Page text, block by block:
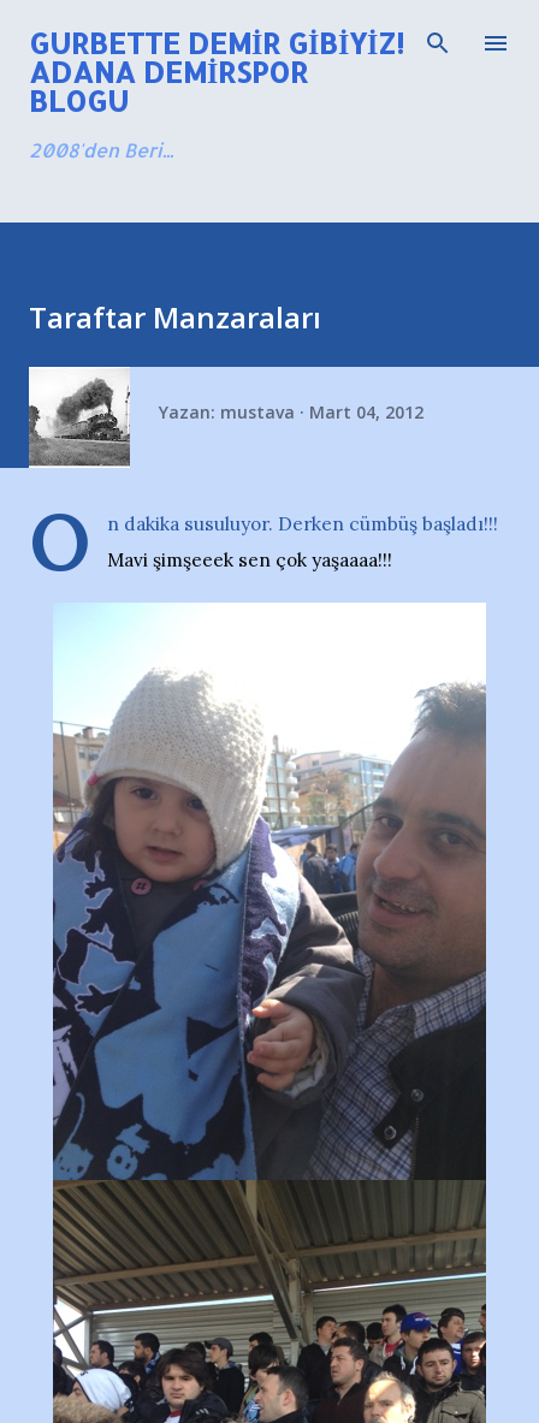
Ana içeriğe atla
GURBETTE DEMIR GIBIYIZ!
ADANA DEMIRSPOR
BLOGU
2008'den Beri...
Taraftar Manzaraları
Yazan: mustava Mart 04, 2012
O
n dakika susuluyor. Derken cümbüş başladı!!!
Mavi şimşeeek sen çok yaşaaaa!!!